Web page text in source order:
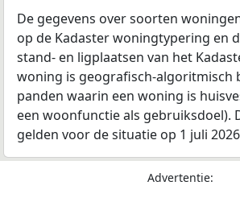
De gegevens over soorten
op de Kadaster woningtypering en
stand- en ligplaatsen van het
woning is geografisch-algoritmisch
panden waarin een woning is
een woonfunctie als gebruiksdoel).
gelden voor de situatie op 1 juli
Advertentie: